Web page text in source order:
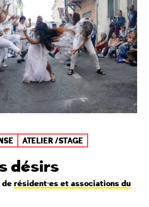
ATELIER /STAGE
désirs
de résident·es et associations du